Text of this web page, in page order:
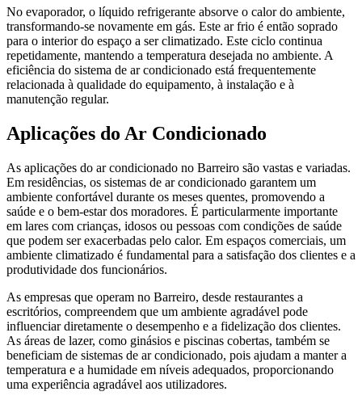
No evaporador, o líquido refrigerante absorve o calor do ambiente,
transformando-se novamente em gás. Este ar frio é então soprado
para o interior do espaço a ser climatizado. Este ciclo continua
repetidamente, mantendo a temperatura desejada no ambiente. A
eficiência do sistema de ar condicionado está frequentemente
relacionada à qualidade do equipamento, à instalação e à
manutenção regular.
Aplicações do Ar Condicionado
As aplicações do ar condicionado no Barreiro são vastas e variadas.
Em residências, os sistemas de ar condicionado garantem um
ambiente confortável durante os meses quentes, promovendo a
saúde e o bem-estar dos moradores. É particularmente importante
em lares com crianças, idosos ou pessoas com condições de saúde
que podem ser exacerbadas pelo calor. Em espaços comerciais, um
ambiente climatizado é fundamental para a satisfação dos clientes e a
produtividade dos funcionários.
As empresas que operam no Barreiro, desde restaurantes a
escritórios, compreendem que um ambiente agradável pode
influenciar diretamente o desempenho e a fidelização dos clientes.
As áreas de lazer, como ginásios e piscinas cobertas, também se
beneficiam de sistemas de ar condicionado, pois ajudam a manter a
temperatura e a humidade em níveis adequados, proporcionando
uma experiência agradável aos utilizadores.